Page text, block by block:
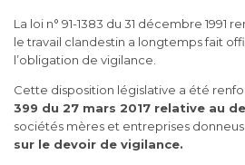
La loi n° 91-1383 du 31 décembre 1991
le travail clandestin a longtemps fait
l’obligation de vigilance.
Cette disposition législative a été
399 du 27 mars 2017 relative au
sociétés mères et entreprises
sur le devoir de vigilance.